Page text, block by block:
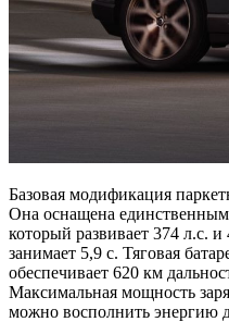
Базовая модификация
Она оснащена
который развивает 374 л.с.
занимает 5,9 с. Тяговая
обеспечивает 620 км
Максимальная мощность
можно восполнить энергию